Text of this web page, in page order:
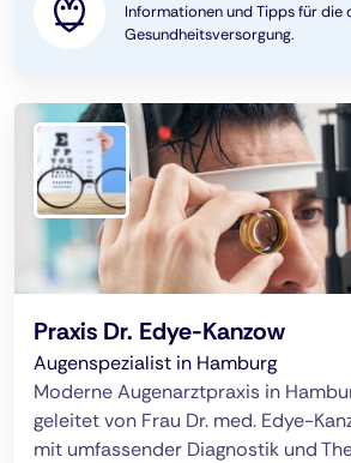
Informationen und Tipps für die
Gesundheitsversorgung.
Praxis Dr. Edye-Kanzow
Augenspezialist in Hamburg
Moderne Augenarztpraxis in
geleitet von Frau Dr. med. Edye-
mit umfassender Diagnostik und